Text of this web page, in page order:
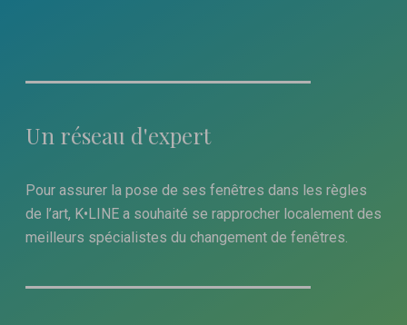
Un réseau d'expert
Pour assurer la pose de ses fenêtres dans les règles
de l’art, K•LINE a souhaité se rapprocher localement des
meilleurs spécialistes du changement de fenêtres.